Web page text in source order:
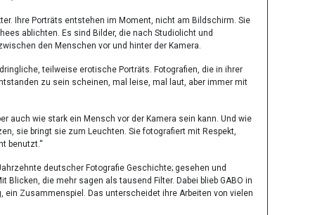
Ihre Porträts entstehen im Moment, nicht am Bildschirm. Sie
ablichten. Es sind Bilder, die nach Studiolicht und
den Menschen vor und hinter der Kamera.
teilweise erotische Porträts. Fotografien, die in ihrer
zu sein scheinen, mal leise, mal laut, aber immer mit
auch wie stark ein Mensch vor der Kamera sein kann. Und wie
sie bringt sie zum Leuchten. Sie fotografiert mit Respekt,
benutzt.“
deutscher Fotografie Geschichte; gesehen und
die mehr sagen als tausend Filter. Dabei blieb GABO in
Zusammenspiel. Das unterscheidet ihre Arbeiten von vielen